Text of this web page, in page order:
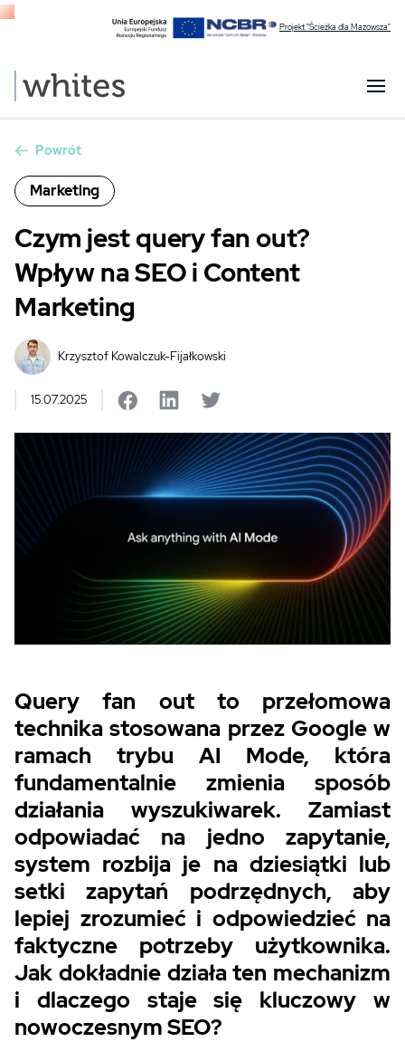
Projekt "Ścieżka dla Mazowsza"
Powrót
Marketing
Czym jest query fan out?
Wpływ na SEO i Content
Marketing
Krzysztof Kowalczuk-Fijałkowski
15.07.2025
Query fan out to przełomowa
technika stosowana przez Google w
ramach trybu AI Mode, która
fundamentalnie zmienia sposób
działania wyszukiwarek. Zamiast
odpowiadać na jedno zapytanie,
system rozbija je na dziesiątki lub
setki zapytań podrzędnych, aby
lepiej zrozumieć i odpowiedzieć na
faktyczne potrzeby użytkownika.
Jak dokładnie działa ten mechanizm
i dlaczego staje się kluczowy w
nowoczesnym SEO?